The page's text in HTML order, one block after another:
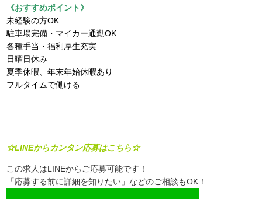
《おすすめポイント》
未経験の方OK
駐車場完備・マイカー通勤OK
各種手当・福利厚生充実
日曜日休み
夏季休暇、年末年始休暇あり
フルタイムで働ける
☆LINEからカンタン応募はこちら☆
この求人はLINEからご応募可能です！
「応募する前に詳細を知りたい」などのご相談もOK！